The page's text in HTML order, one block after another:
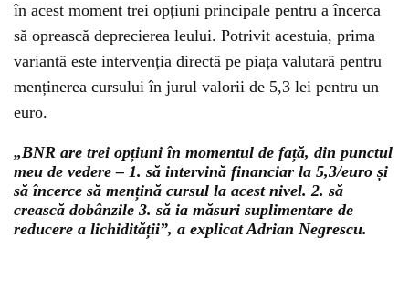
în acest moment trei opțiuni principale pentru a încerca
să oprească deprecierea leului. Potrivit acestuia, prima
variantă este intervenția directă pe piața valutară pentru
menținerea cursului în jurul valorii de 5,3 lei pentru un
euro.
„BNR are trei opțiuni în momentul de față, din punctul
meu de vedere – 1. să intervină financiar la 5,3/euro și
să încerce să mențină cursul la acest nivel. 2. să
crească dobânzile 3. să ia măsuri suplimentare de
reducere a lichidității”, a explicat Adrian Negrescu.